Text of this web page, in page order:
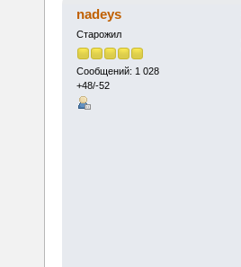
nadeys
Старожил
Сообщений: 1 028
+48/-52